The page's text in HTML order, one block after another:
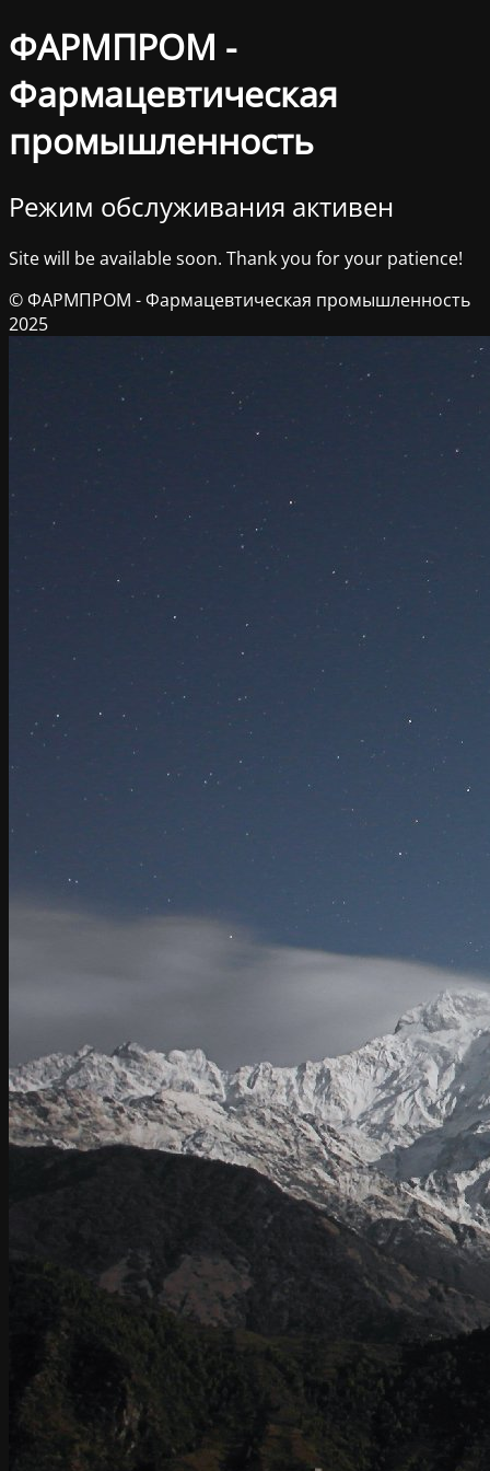
ФАРМПРОМ -
Фармацевтическая
промышленность
Режим обслуживания активен
Site will be available soon. Thank you for your patience!
© ФАРМПРОМ - Фармацевтическая промышленность
2025